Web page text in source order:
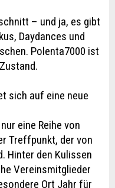
– und ja, es gibt
Daydances und
Polenta7000 ist
sich auf eine neue
eine Reihe von
Treffpunkt, der von
Hinter den Kulissen
Vereinsmitglieder
Ort Jahr für